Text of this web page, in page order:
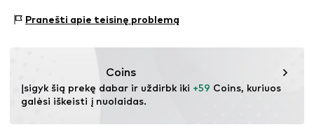
Be pamušalo
10% Poliamidas – PA
Pranešti apie teisinę problemą
Coins
Įsigyk šią prekę dabar ir uždirbk iki +59 Coins, kuriuos
galėsi iškeisti į nuolaidas.